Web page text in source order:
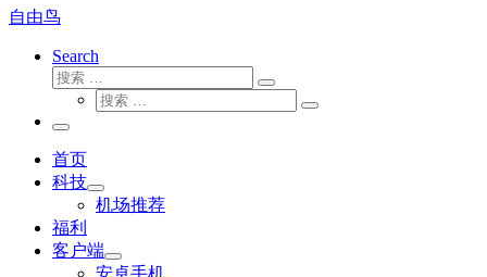
自由鸟
Search
搜
搜
索
搜
搜
主
菜
单
首页
科技
机场推荐
福利
客户端
安卓手机